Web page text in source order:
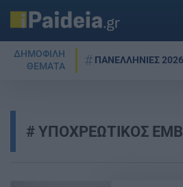
ΔΗΜΟΦΙΛΗ
ΘΕΜΑΤΑ
ΠΑΝΕΛΛΗΝΙΕΣ 2026
ΥΠΟΧΡΕΩΤΙΚΟΣ